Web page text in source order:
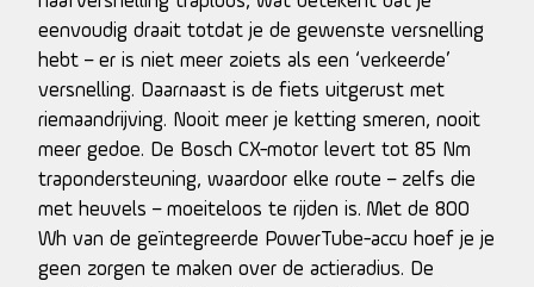
eenvoudig draait totdat je de gewenste versnelling
hebt – er is niet meer zoiets als een ‘verkeerde’
versnelling. Daarnaast is de fiets uitgerust met
riemaandrijving. Nooit meer je ketting smeren, nooit
meer gedoe. De Bosch CX-motor levert tot 85 Nm
trapondersteuning, waardoor elke route – zelfs die
met heuvels – moeiteloos te rijden is. Met de 800
Wh van de geïntegreerde PowerTube-accu hoef je je
geen zorgen te maken over de actieradius. De